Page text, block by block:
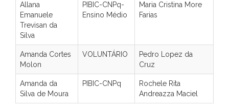
Allana
Emanuele
Trevisan da
Silva
PIBIC-CNPq-
Ensino Médio
Maria Cristina More
Farias
Amanda Cortes
Molon
VOLUNTÁRIO
Pedro Lopez da
Cruz
Amanda da
Silva de Moura
PIBIC-CNPq
Rochele Rita
Andreazza Maciel